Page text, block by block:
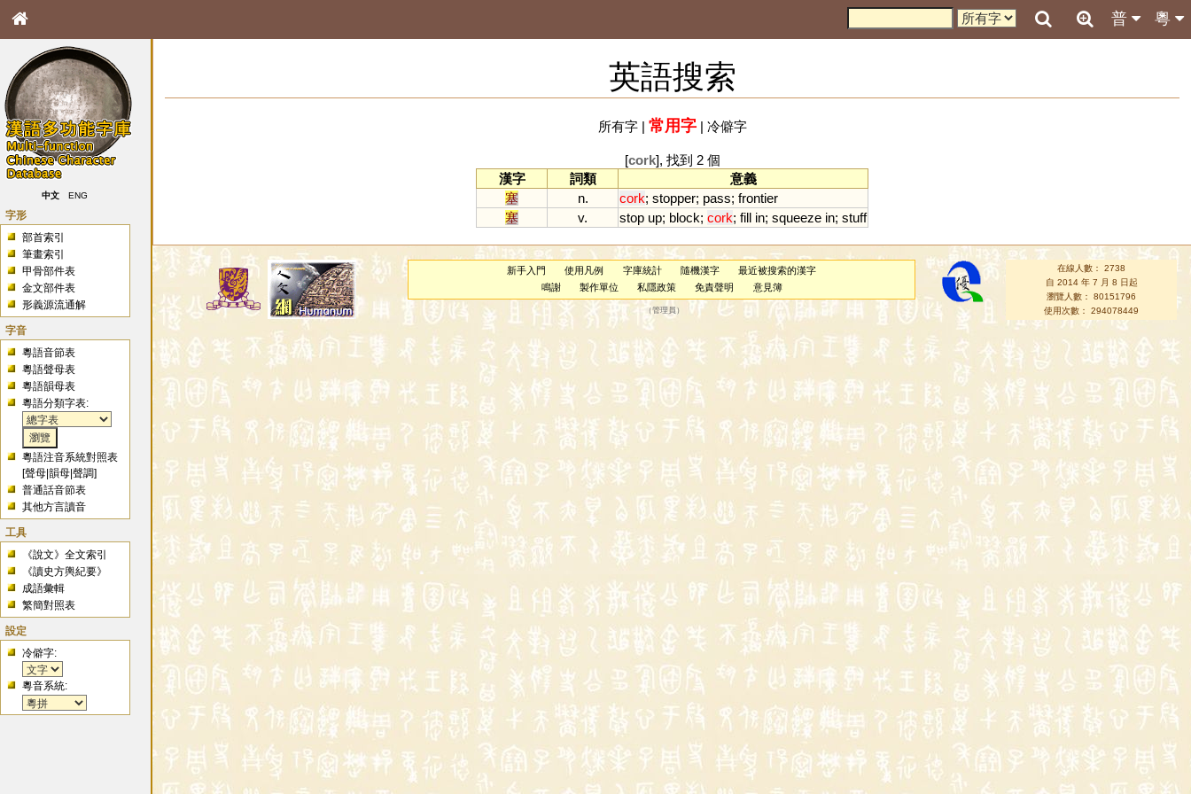
粵
普
中文 ENG
字形
部首索引
筆畫索引
甲骨部件表
金文部件表
形義源流通解
字音
粵語音節表
粵語聲母表
粵語韻母表
粵語分類字表:
粵語注音系統對照表
[聲母 |韻母 |聲調]
普通話音節表
其他方言讀音
工具
《說文》全文索引
《讀史方輿紀要》
成語彙輯
繁簡對照表
設定
冷僻字:
粵音系統:
英語搜索
所有字| 常用字| 冷僻字
[cork], 找到 2 個
漢字
詞類
意義
塞
n. cork; stopper; pass; frontier
塞
v. stop up; block; cork; fill in; squeeze in; stuff
新手入門 使用凡例 字庫統計 隨機漢字
最近被搜索的漢字
鳴謝
製作單位 私隱政策 免責聲明 意見簿
（管理員 ）
在線人數： 2738
自 2014 年 7 月 8 日起
瀏覽人數： 80151796
使用次數： 294078449